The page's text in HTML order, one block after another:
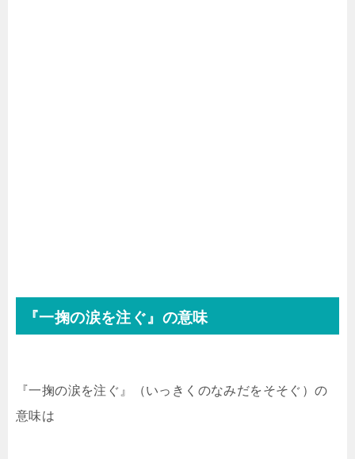
『一掬の涙を注ぐ』の意味
『一掬の涙を注ぐ』（いっきくのなみだをそそぐ）の
意味は